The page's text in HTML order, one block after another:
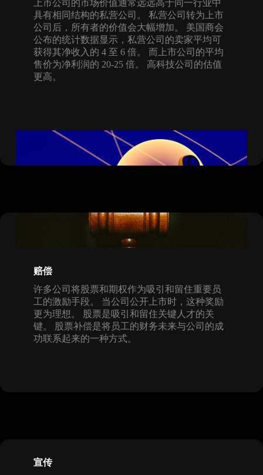
上市公司的市场价值通常远远高于同一行业中
具有相同结构的私营公司。 私营公司转为上市
公司后，所有者的价值会大幅增加。 美国商会
公布的统计数据显示，私营公司的卖家平均可
获得其净收入的 4 至 6 倍。 而上市公司的平均
售价为净利润的 20-25 倍。 高科技公司的估值
更高。
赔偿
许多公司将股票和期权作为吸引和留住重要员
工的激励手段。 当公司公开上市时，这种奖励
更为理想。 股票是吸引和留住关键人才的关
键。 股票补偿是将员工的财务未来与公司的成
功联系起来的一种方式。
宣传